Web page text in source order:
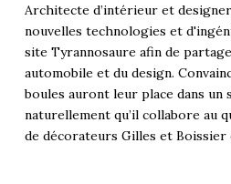
Architecte d’intérieur et
nouvelles technologies et
site Tyrannosaure afin de
automobile et du design.
boules auront leur place dans un
naturellement qu’il collabore au
de décorateurs Gilles et Boissier